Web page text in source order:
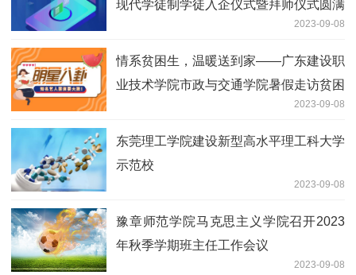
现代学徒制学徒入企仪式暨拜师仪式圆满
2023-09-08
情系贫困生，温暖送到家——广东建设职
业技术学院市政与交通学院暑假走访贫困
2023-09-08
东莞理工学院建设新型高水平理工科大学
示范校
2023-09-08
豫章师范学院马克思主义学院召开2023
年秋季学期班主任工作会议
2023-09-08